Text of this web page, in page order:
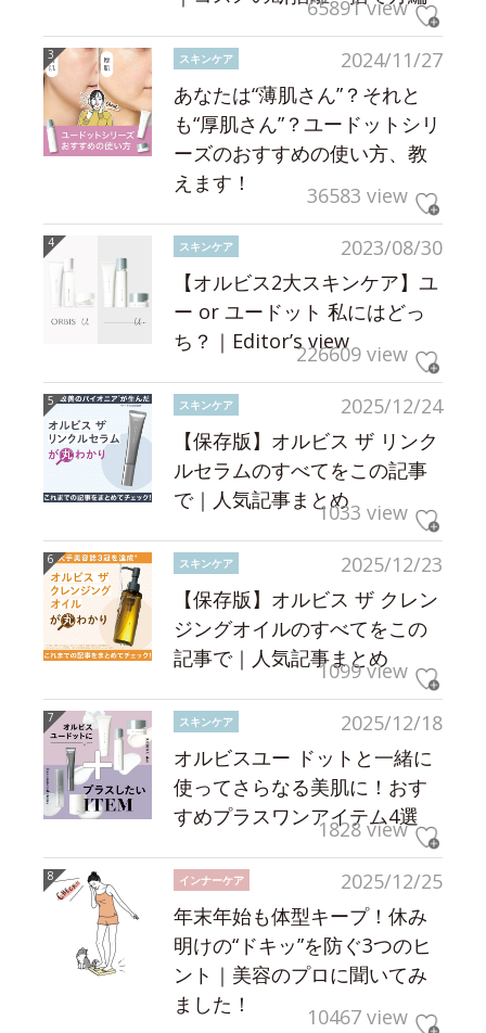
65891 view
2024/11/27
スキンケア
あなたは“薄肌さん”？それと
も“厚肌さん”？ユードットシリ
ーズのおすすめの使い方、教
えます！
36583 view
2023/08/30
スキンケア
【オルビス2大スキンケア】ユ
ー or ユードット 私にはどっ
ち？｜Editor’s view226609 view
2025/12/24
スキンケア
【保存版】オルビス ザ リンク
ルセラムのすべてをこの記事
で｜人気記事まとめ1033 view
2025/12/23
スキンケア
【保存版】オルビス ザ クレン
ジングオイルのすべてをこの
記事で｜人気記事まとめ
1099 view
2025/12/18
スキンケア
オルビスユー ドットと一緒に
使ってさらなる美肌に！おす
すめプラスワンアイテム4選
1828 view
2025/12/25
インナーケア
年末年始も体型キープ！休み
明けの“ドキッ”を防ぐ3つのヒ
ント｜美容のプロに聞いてみ
ました！
10467 view